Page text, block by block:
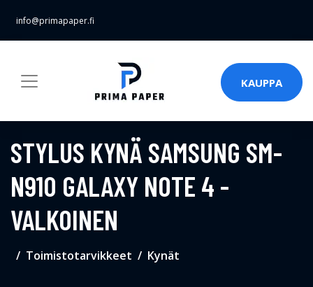
info@primapaper.fi
KAUPPA
STYLUS KYNÄ SAMSUNG SM-
N910 GALAXY NOTE 4 -
VALKOINEN
Toimistotarvikkeet Kynät